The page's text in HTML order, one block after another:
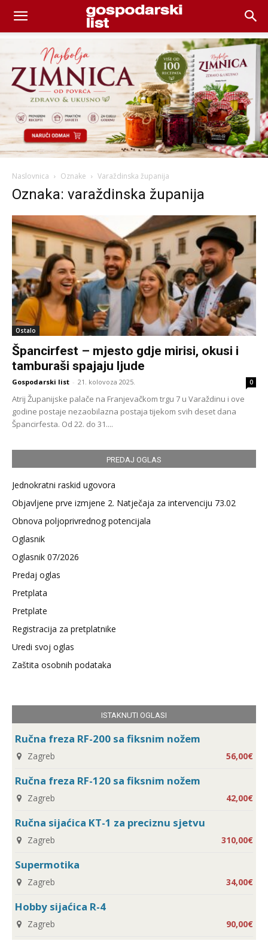
Naslovnica Oznake Varaždinska županija
Oznaka: varaždinska županija
Ostalo
Špancirfest – mjesto gdje mirisi, okusi i
tamburaši spajaju ljude
Gospodarski list - 21. kolovoza 2025. 0
Atrij Županijske palače na Franjevačkom trgu 7 u Varaždinu i ove
godine postaje nezaobilazna postaja tijekom svih deset dana
Špancirfesta. Od 22. do 31....
PREDAJ OGLAS
Jednokratni raskid ugovora
Objavljene prve izmjene 2. Natječaja za intervenciju 73.02
Obnova poljoprivrednog potencijala
Oglasnik
Oglasnik 07/2026
Predaj oglas
Pretplata
Pretplate
Registracija za pretplatnike
Uredi svoj oglas
Zaštita osobnih podataka
ISTAKNUTI OGLASI
Ručna freza RF-200 sa fiksnim nožem
Zagreb 56,00€
Ručna freza RF-120 sa fiksnim nožem
Zagreb 42,00€
Ručna sijaćica KT-1 za preciznu sjetvu
Zagreb 310,00€
Supermotika
Zagreb 34,00€
Hobby sijaćica R-4
Zagreb 90,00€